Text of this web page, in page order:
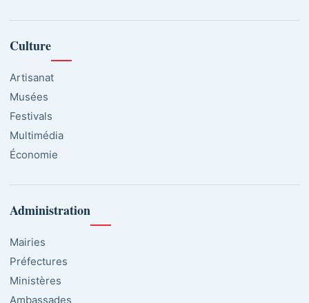
Culture
Artisanat
Musées
Festivals
Multimédia
Économie
Administration
Mairies
Préfectures
Ministères
Ambassades